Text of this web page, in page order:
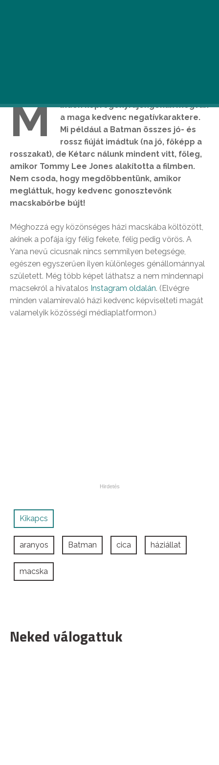
M
inden képregényrajongónak megvan
a maga kedvenc negatívkaraktere.
Mi például a Batman összes jó- és
rossz fiúját imádtuk (na jó, főképp a
rosszakat), de Kétarc nálunk mindent vitt, főleg,
amikor Tommy Lee Jones alakította a filmben.
Nem csoda, hogy megdöbbentünk, amikor
megláttuk, hogy kedvenc gonosztevőnk
macskabőrbe bújt!
Méghozzá egy közönséges házi macskába költözött,
akinek a pofája így félig fekete, félig pedig vörös. A
Yana nevű cicusnak nincs semmilyen betegsége,
egészen egyszerűen ilyen különleges génállománnyal
született. Még több képet láthatsz a nem mindennapi
macsekról a hivatalos Instagram oldalán. (Elvégre
minden valamirevaló házi kedvenc képviselteti magát
valamelyik közösségi médiaplatformon.)
Kikapcs
aranyos Batman cica háziállat
macska
Neked válogattuk